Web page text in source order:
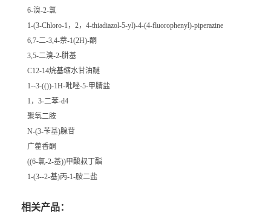
6-溴-2-氯
1-(3-Chloro-1，2，4-thiadiazol-5-yl)-4-(4-fluorophenyl)-piperazine
6,7-二-3,4-萘-1(2H)-酮
3,5-二溴-2-肼基
C12-14烷基缩水甘油醚
1--3-(())-1H-吡唑-5-甲腈盐
1，3-二苯-d4
聚氧二胺
N-(3-苄基)腺苷
广藿香酮
((6-氯-2-基))甲酸叔丁酯
1-(3--2-基)丙-1-胺二盐
相关产品：